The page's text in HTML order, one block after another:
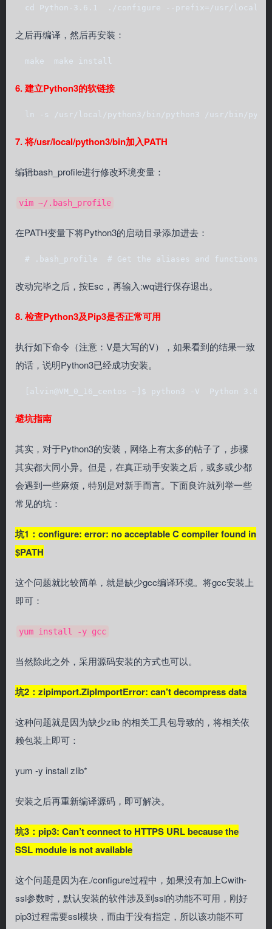
cd Python-3.6.1  ./configure --prefix=/usr/local/
之后再编译，然后再安装：
  make  make install
6. 建立Python3的软链接
ln -s /usr/local/python3/bin/python3 /usr/bin/
7. 将/usr/local/python3/bin加入PATH
编辑bash_profile进行修改环境变量：
vim ~/.bash_profile
在PATH变量下将Python3的启动目录添加进去：
# .bash_profile  # Get the aliases and functions
改动完毕之后，按Esc，再输入:wq进行保存退出。
8. 检查Python3及Pip3是否正常可用
执行如下命令（注意：V是大写的V），如果看到的结果一致
的话，说明Python3已经成功安装。
[alvin@VM_0_16_centos ~]$ python3 -V  Python
避坑指南
其实，对于Python3的安装，网络上有太多的帖子了，步骤
其实都大同小异。但是，在真正动手安装之后，或多或少都
会遇到一些麻烦，特别是对新手而言。下面良许就列举一些
常见的坑：
坑1：configure: error: no acceptable C compiler found in
$PATH
这个问题就比较简单，就是缺少gcc编译环境。将gcc安装上
即可：
yum install -y gcc
当然除此之外，采用源码安装的方式也可以。
坑2：zipimport.ZipImportError: can’t decompress data
这种问题就是因为缺少zlib 的相关工具包导致的，将相关依
赖包装上即可：
yum -y install zlib*
安装之后再重新编译源码，即可解决。
坑3：pip3: Can’t connect to HTTPS URL because the
SSL module is not available
这个问题是因为在./configure过程中，如果没有加上Cwith-
ssl参数时，默认安装的软件涉及到ssl的功能不可用，刚好
pip3过程需要ssl模块，而由于没有指定，所以该功能不可